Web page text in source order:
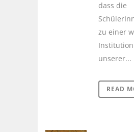
dass die
zu einer
unserer...
READ